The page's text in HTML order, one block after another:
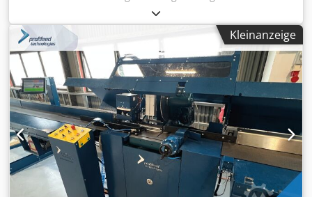
220 mm Anschlußspannung 400 V Gesamtleistungsbedarf
1,5 kW Maschinengewicht ca. 0,32 t Raumbedarf ca. 1,3 x
0,8 x 0,23 m Die Hydraulikhubtische werden elektrisch
angetrieben und betrieben. Besitzen eine Kontaktleiste für
den sicheren Absenkbetrieb. Große Anwendbarkeit für
Werkstätten, Montageabteilungen, Verladegruben usw.
Chjdsvn Uzmopfx Af Dea
Kleinanzeige